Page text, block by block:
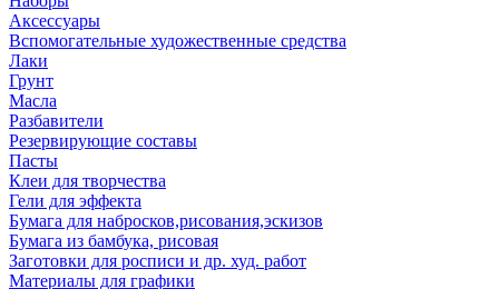
Аксессуары
Вспомогательные художественные средства
Лаки
Грунт
Масла
Разбавители
Резервирующие составы
Пасты
Клеи для творчества
Гели для эффекта
Бумага для набросков,рисования,эскизов
Бумага из бамбука, рисовая
Заготовки для росписи и др. худ. работ
Материалы для графики